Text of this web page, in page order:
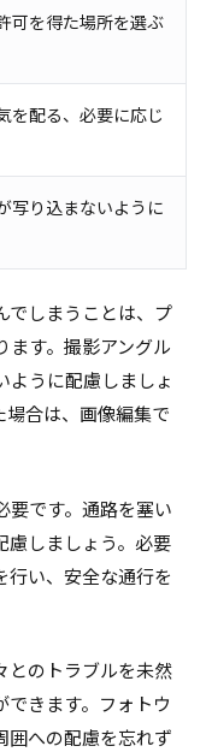
可を得た場所を選ぶ
を配る、必要に応じ
写り込まないように
でしまうことは、プ
ます。撮影アングル
ように配慮しましょ
場合は、画像編集で
要です。通路を塞い
慮しましょう。必要
行い、安全な通行を
とのトラブルを未然
できます。フォトウ
囲への配慮を忘れず